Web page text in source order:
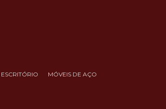
MÓVEIS DE AÇO